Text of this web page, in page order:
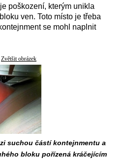
poškození, kterým unikla
ven. Toto místo je třeba
se mohl naplnit
Zvětšit obrázek
suchou částí kontejnmentu a
bloku pořízená kráčejícím